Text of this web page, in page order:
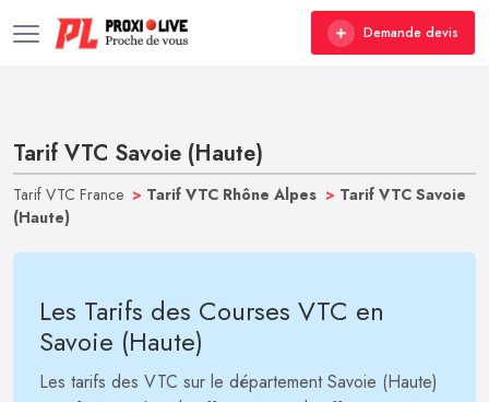
Demande devis
Tarif VTC Savoie (Haute)
Tarif VTC France > Tarif VTC Rhône Alpes > Tarif VTC Savoie
(Haute)
Les Tarifs des Courses VTC en
Savoie (Haute)
Les tarifs des VTC sur le département Savoie (Haute)